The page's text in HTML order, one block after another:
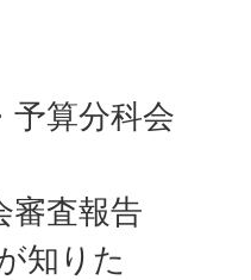
予算分科会
審査報告
知りた